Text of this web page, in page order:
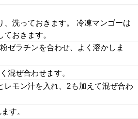
、洗っておきます。 冷凍マンゴーは
おきます。
ゼラチンを合わせ、よく溶かしま
混ぜ合わせます。
レモン汁を入れ、2も加えて混ぜ合わ
す。